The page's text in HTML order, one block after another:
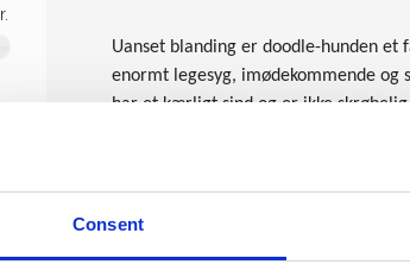
Consent
Uanset blanding er doodle-hunden
enormt legesyg, imødekommende
har et kærligt sind og er ikke skrøbelig.
En doodle er alletiders kæledyr til
og du vil nærmest kunne sige, at det
efter en hund, som er god til at være